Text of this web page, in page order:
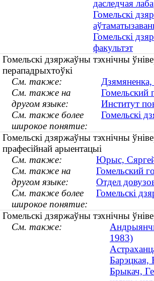
даследчая
Гомельскі
Гомельскі
факультэт
Гомельскі дзяржаўны тэхнічны
перападрыхтоўкі
См. также:
Дзямяненка,
См. также на
другом языке:
Гомельский
Институт
См. также более
широкое понятие:
Гомельскі
Гомельскі дзяржаўны тэхнічны
прафесійнай арыентацыі
См. также:
Юрыс, Сяргей
См. также на
другом языке:
Гомельский
Отдел
См. также более
широкое понятие:
Гомельскі
Гомельскі дзяржаўны тэхнічны
См. также:
1983)
Барэцкая,
Брыкач,